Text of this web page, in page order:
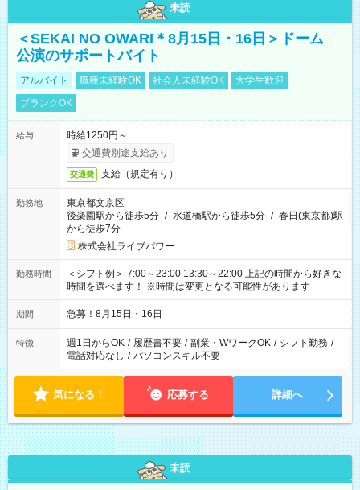
未読
＜SEKAI NO OWARI＊8月15日・16日＞ドーム
公演のサポートバイト
アルバイト 職種未経験OK 社会人未経験OK
大学生歓迎
ブランクOK
給与
時給1250円～
交通費別途支給あり
交通費 支給（規定有り）
勤務地
東京都文京区
後楽園駅から徒歩5分 / 水道橋駅から徒歩5分 / 春日(東京都)駅
から徒歩7分
株式会社ライブパワー
勤務時間
＜シフト例＞ 7:00～23:00 13:30～22:00 上記の時間から好きな
時間を選べます！ ※時間は変更となる可能性があります
期間 急募！8月15日・16日
特徴 週1日からOK / 履歴書不要 / 副業・WワークOK / シフト勤務 /
電話対応なし / パソコンスキル不要
気になる！ 応募する 詳細へ
未読